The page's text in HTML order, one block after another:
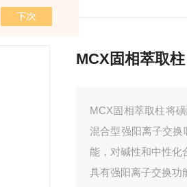
MCX固相萃取柱
MCX固相萃取柱将
混合型强阳离子交
能，对碱性和中性化
具有强阳离子交换功